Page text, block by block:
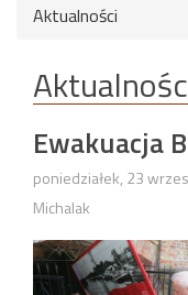
Aktualności
Ewakuacja
poniedziałek, 23
Michalak